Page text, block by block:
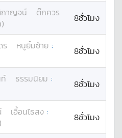
าญจน์
ต๊กควร
8ชั่วโมง
ร หนูยิ้มซ้าย :
8ชั่วโมง
ธรรมนิยม :
8ชั่วโมง
เอื้อนไธสง :
8ชั่วโมง